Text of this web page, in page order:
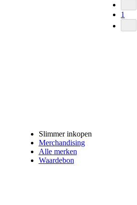
1
Slimmer inkopen
Merchandising
Alle merken
Waardebon